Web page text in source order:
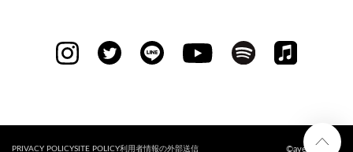
PRIVACY POLICYSITE POLICY利用者情報の外部送信 ©avex